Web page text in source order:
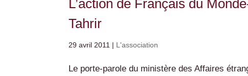
L’action de Français du
Tahrir
29 avril 2011 | L'association
Le porte-parole du ministère des Affaires